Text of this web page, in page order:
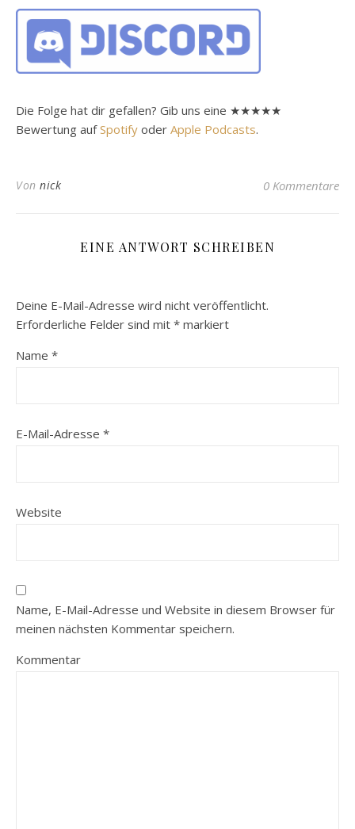
Die Folge hat dir gefallen? Gib uns eine ★★★★★
Bewertung aufSpotify oder Apple Podcasts.
Von nick 0 Kommentare
EINE ANTWORT SCHREIBEN
Deine E-Mail-Adresse wird nicht veröffentlicht.
Erforderliche Felder sind mit * markiert
Name *
E-Mail-Adresse *
Website
Name, E-Mail-Adresse und Website in diesem Browser für
meinen nächsten Kommentar speichern.
Kommentar